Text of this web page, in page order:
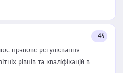
+46
правове регулювання
рівнів та кваліфікацій в